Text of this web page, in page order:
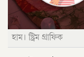
হাম। স্ট্রিম গ্রাফিক